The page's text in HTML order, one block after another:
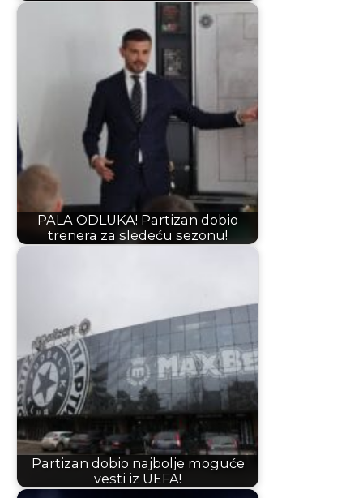
PALA ODLUKA! Partizan dobio
trenera za sledeću sezonu!
Partizan dobio najbolje moguće
vesti iz UEFA!